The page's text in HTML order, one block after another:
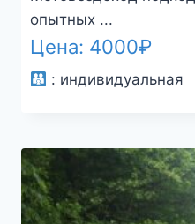
опытных ...
Цена: 4000₽
: индивидуальная